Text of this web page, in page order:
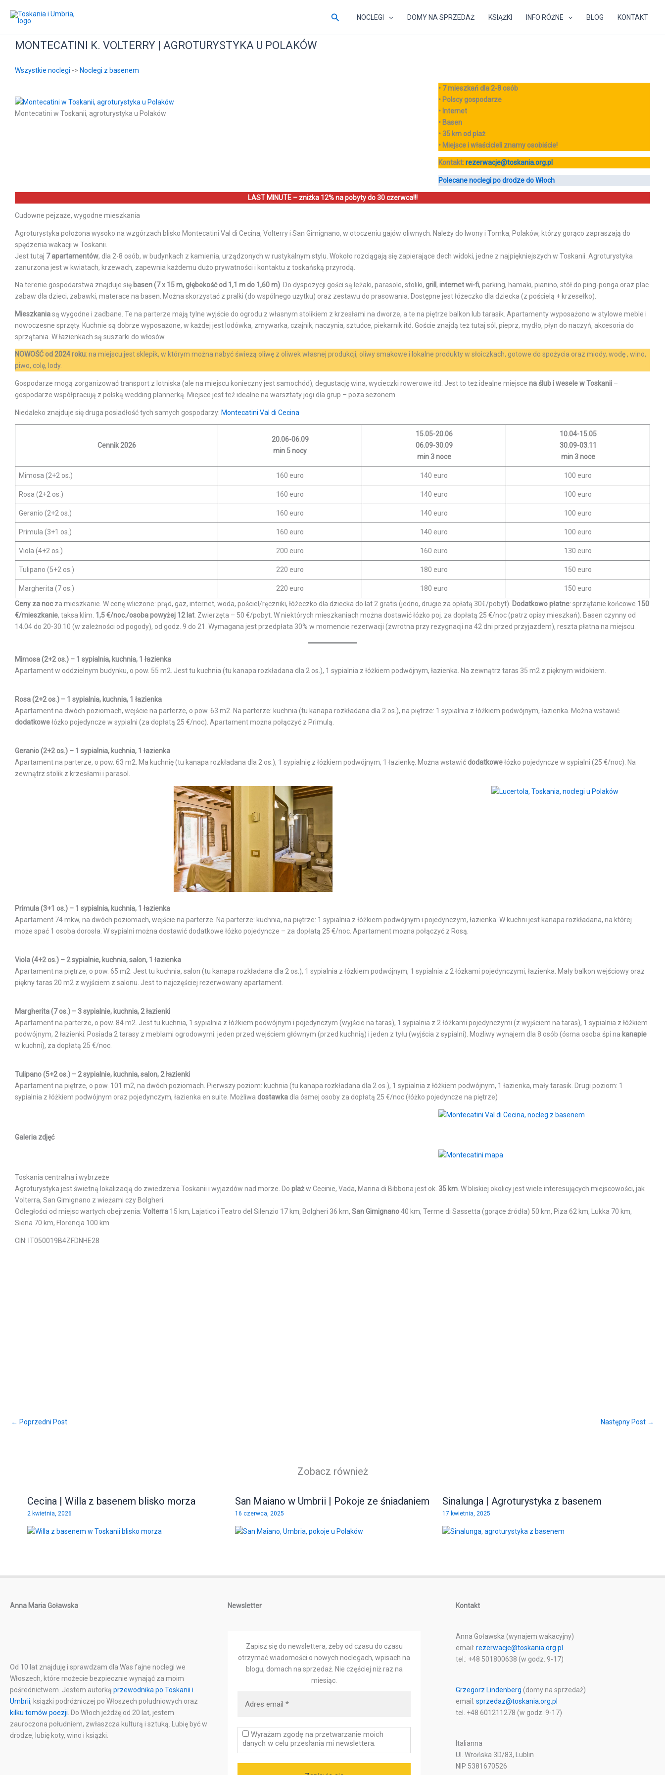
SzukajNOCLEGI DOMY NA SPRZEDAŻ KSIĄŻKI INFO RÓŻNE BLOG KONTAKT
MONTECATINI K. VOLTERRY | AGROTURYSTYKA U POLAKÓW
Wszystkie noclegi -> Noclegi z basenem
Montecatini w Toskanii, agroturystyka u Polaków
• 7 mieszkań dla 2-8 osób
• Polscy gospodarze
• Internet
• Basen
• 35 km od plaż
• Miejsce i właścicieli znamy osobiście!
Kontakt:rezerwacje@toskania.org.pl
Polecane noclegi po drodze do Włoch
LAST MINUTE – zniżka 12% na pobyty do 30 czerwca!!!
Cudowne pejzaże, wygodne mieszkania
Agroturystyka położona wysoko na wzgórzach blisko Montecatini Val di Cecina, Volterry i San Gimignano, w otoczeniu gajów oliwnych. Należy do Iwony i Tomka, Polaków, którzy gorąco zapraszają do
spędzenia wakacji w Toskanii.
Jest tutaj 7 apartamentów, dla 2-8 osób, w budynkach z kamienia, urządzonych w rustykalnym stylu. Wokoło rozciągają się zapierające dech widoki, jedne z najpiękniejszych w Toskanii. Agroturystyka
zanurzona jest w kwiatach, krzewach, zapewnia każdemu dużo prywatności i kontaktu z toskańską przyrodą.
Na terenie gospodarstwa znajduje się basen (7 x 15 m, głębokość od 1,1 m do 1,60 m) . Do dyspozycji gości są leżaki, parasole, stoliki, grill , internet wi-fi, parking, hamaki, pianino, stół do ping-ponga oraz plac
zabaw dla dzieci, zabawki, materace na basen. Można skorzystać z pralki (do wspólnego użytku) oraz zestawu do prasowania. Dostępne jest łóżeczko dla dziecka (z pościelą + krzesełko).
Mieszkaniasą wygodne i zadbane. Te na parterze mają tylne wyjście do ogrodu z własnym stolikiem z krzesłami na dworze, a te na piętrze balkon lub tarasik. Apartamenty wyposażono w stylowe meble i
nowoczesne sprzęty. Kuchnie są dobrze wyposażone, w każdej jest lodówka, zmywarka, czajnik, naczynia, sztućce, piekarnik itd. Goście znajdą też tutaj sól, pieprz, mydło, płyn do naczyń, akcesoria do
sprzątania. W łazienkach są suszarki do włosów.
NOWOŚĆ od 2024 roku: na miejscu jest sklepik, w którym można nabyć świeżą oliwę z oliwek własnej produkcji, oliwy smakowe i lokalne produkty w słoiczkach, gotowe do spożycia oraz miody, wodę , wino,
piwo, colę, lody.
Gospodarze mogą zorganizować transport z lotniska (ale na miejscu konieczny jest samochód), degustację wina, wycieczki rowerowe itd. Jest to też idealne miejsce na ślub i wesele w Toskanii –
gospodarze współpracują z polską wedding plannerką. Miejsce jest też idealne na warsztaty jogi dla grup – poza sezonem.
Niedaleko znajduje się druga posiadłość tych samych gospodarzy: Montecatini Val di Cecina
Cennik 2026
20.06-06.09
min 5 nocy
15.05-20.06
06.09-30.09
min 3 noce
10.04-15.05
30.09-03.11
min 3 noce
Mimosa (2+2 os.) 160 euro 140 euro 100 euro
Rosa (2+2 os.) 160 euro 140 euro 100 euro
Geranio (2+2 os.) 160 euro 140 euro 100 euro
Primula (3+1 os.) 160 euro 140 euro 100 euro
Viola (4+2 os.) 200 euro 160 euro 130 euro
Tulipano (5+2 os.) 220 euro 180 euro 150 euro
Margherita (7 os.) 220 euro 180 euro
150 euro
Ceny za nocza mieszkanie. W cenę wliczone: prąd, gaz, internet, woda, pościel/ręczniki, łóżeczko dla dziecka do lat 2 gratis (jedno, drugie za opłatą 30€/pobyt). Dodatkowo płatne: sprzątanie końcowe 150
€/mieszkanie, taksa klim. 1,5 €/noc./osoba powyżej 12 lat . Zwierzęta – 50 €/pobyt. W niektórych mieszkaniach można dostawić łóżko poj. za dopłatą 25 €/noc (patrz opisy mieszkań). Basen czynny od
14.04 do 20-30.10 (w zależności od pogody), od godz. 9 do 21. Wymagana jest przedpłata 30% w momencie rezerwacji (zwrotna przy rezygnacji na 42 dni przed przyjazdem), reszta płatna na miejscu.
Mimosa (2+2 os.) – 1 sypialnia, kuchnia, 1 łazienka
Apartament w oddzielnym budynku, o pow. 55 m2. Jest tu kuchnia (tu kanapa rozkładana dla 2 os.), 1 sypialnia z łóżkiem podwójnym, łazienka. Na zewnątrz taras 35 m2 z pięknym widokiem.
Rosa (2+2 os.) – 1 sypialnia, kuchnia, 1 łazienka
Apartament na dwóch poziomach, wejście na parterze, o pow. 63 m2. Na parterze: kuchnia (tu kanapa rozkładana dla 2 os.), na piętrze: 1 sypialnia z łóżkiem podwójnym, łazienka. Można wstawić
dodatkowełóżko pojedyncze w sypialni (za dopłatą 25 €/noc). Apartament można połączyć z Primulą.
Geranio (2+2 os.) – 1 sypialnia, kuchnia, 1 łazienka
Apartament na parterze, o pow. 63 m2. Ma kuchnię (tu kanapa rozkładana dla 2 os.), 1 sypialnię z łóżkiem podwójnym, 1 łazienkę. Można wstawićdodatkowełóżko pojedyncze w sypialni (25 €/noc). Na
zewnątrz stolik z krzesłami i parasol.
Primula (3+1 os.) – 1 sypialnia, kuchnia, 1 łazienka
Apartament 74 mkw, na dwóch poziomach, wejście na parterze. Na parterze: kuchnia, na piętrze: 1 sypialnia z łóżkiem podwójnym i pojedynczym, łazienka. W kuchni jest kanapa rozkładana, na której
może spać 1 osoba dorosła. W sypialni można dostawić dodatkowe łóżko pojedyncze – za dopłatą 25 €/noc. Apartament można połączyć z Rosą.
Viola (4+2 os.) – 2 sypialnie, kuchnia, salon, 1 łazienka
Apartament na piętrze, o pow. 65 m2. Jest tu kuchnia, salon (tu kanapa rozkładana dla 2 os.), 1 sypialnia z łóżkiem podwójnym, 1 sypialnia z 2 łóżkami pojedynczymi, łazienka. Mały balkon wejściowy oraz
piękny taras 20 m2 z wyjściem z salonu. Jest to najczęściej rezerwowany apartament.
Margherita (7 os.) – 3 sypialnie, kuchnia, 2 łazienki
Apartament na parterze, o pow. 84 m2. Jest tu kuchnia, 1 sypialnia z łóżkiem podwójnym i pojedynczym (wyjście na taras), 1 sypialnia z 2 łóżkami pojedynczymi (z wyjściem na taras), 1 sypialnia z łóżkiem
podwójnym, 2 łazienki. Posiada 2 tarasy z meblami ogrodowymi: jeden przed wejściem głównym (przed kuchnią) i jeden z tyłu (wyjścia z sypialni). Możliwy wynajem dla 8 osób (ósma osoba śpi na kanapie
w kuchni), za dopłatą 25 €/noc.
Tulipano (5+2 os.) – 2 sypialnie, kuchnia, salon, 2 łazienki
Apartament na piętrze, o pow. 101 m2, na dwóch poziomach. Pierwszy poziom: kuchnia (tu kanapa rozkładana dla 2 os.), 1 sypialnia z łóżkiem podwójnym, 1 łazienka, mały tarasik. Drugi poziom: 1
sypialnia z łóżkiem podwójnym oraz pojedynczym, łazienka en suite. Możliwa dostawka dla ósmej osoby za dopłatą 25 €/noc (łóżko pojedyncze na piętrze)
Galeria zdjęć
Toskania centralna i wybrzeże
Agroturystyka jest świetną lokalizacją do zwiedzenia Toskanii i wyjazdów nad morze. Do plażw Cecinie, Vada, Marina di Bibbona jest ok. 35 km . W bliskiej okolicy jest wiele interesujących miejscowości, jak
Volterra, San Gimignano z wieżami czy Bolgheri.
Odległości od miejsc wartych obejrzenia: Volterra 15 km, Lajatico i Teatro del Silenzio 17 km, Bolgheri 36 km, San Gimignano40 km, Terme di Sassetta (gorące źródła) 50 km, Piza 62 km, Lukka 70 km,
Siena 70 km, Florencja 100 km.
CIN: IT050019B4ZFDNHE28
← Poprzedni Post Następny Post →
Zobacz również
Cecina | Willa z basenem blisko morza
2 kwietnia, 2026
San Maiano w Umbrii | Pokoje ze śniadaniem
16 czerwca, 2025
Sinalunga | Agroturystyka z basenem
17 kwietnia, 2025
Anna Maria Goławska
Od 10 lat znajduję i sprawdzam dla Was fajne noclegi we
Włoszech, które możecie bezpiecznie wynająć za moim
pośrednictwem. Jestem autorką przewodnika po Toskanii i
Umbrii, książki podróżniczej po Włoszech południowych oraz
kilku tomów poezji . Do Włoch jeżdżę od 20 lat, jestem
zauroczona południem, zwłaszcza kulturą i sztuką. Lubię być w
drodze, lubię koty, wino i książki.
Newsletter
Zapisz się do newslettera, żeby od czasu do czasu
otrzymać wiadomości o nowych noclegach, wpisach na
blogu, domach na sprzedaż. Nie częściej niż raz na
miesiąc.
Wyrażam zgodę na przetwarzanie moich
danych w celu przesłania mi newslettera.
Kontakt
Anna Goławska (wynajem wakacyjny)
email: rezerwacje@toskania.org.pl
tel.: +48 501800638 (w godz. 9-17)
Grzegorz Lindenberg (domy na sprzedaż)
email: sprzedaz@toskania.org.pl
tel. +48 601211278 (w godz. 9-17)
Italianna
Ul. Wrońska 3D/83, Lublin
NIP 5381670526